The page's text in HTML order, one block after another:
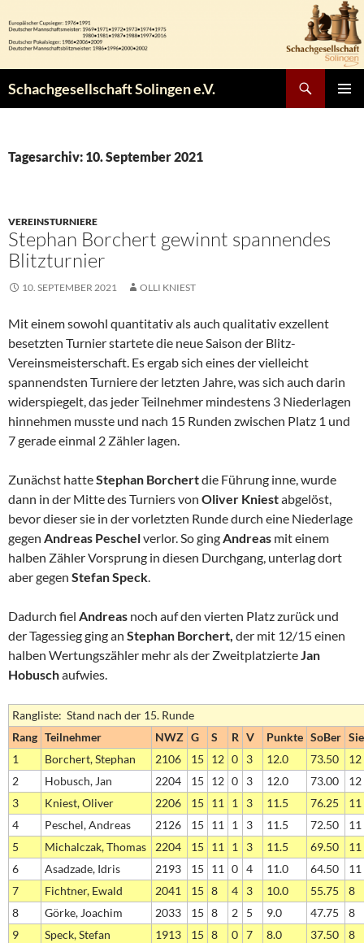
Inhalt
springen
Schachgesellschaft Solingen e.V.
Tagesarchiv: 10. September 2021
VEREINSTURNIERE
Stephan Borchert gewinnt spannendes
Blitzturnier
10. SEPTEMBER 2021 OLLI KNIEST
Mit einem sowohl quantitativ als auch qualitativ exzellent
besetzten Turnier startete die neue Saison der Blitz-
Vereinsmeisterschaft. Es ergab sich eines der vielleicht
spannendsten Turniere der letzten Jahre, was sich auch darin
widerspiegelt, das jeder Teilnehmer mindestens 3 Niederlagen
hinnehmen musste und nach 15 Runden zwischen Platz 1 und
7 gerade einmal 2 Zähler lagen.
Zunächst hatteStephan Borchertdie Führung inne, wurde
dann in der Mitte des Turniers von Oliver Kniestabgelöst,
bevor dieser sie in der vorletzten Runde durch eine Niederlage
gegen Andreas Peschelverlor. So gingAndreas mit einem
halben Zähler Vorsprung in diesen Durchgang, unterlag dort
aber gegen Stefan Speck.
Dadurch fiel Andreas noch auf den vierten Platz zurück und
der Tagessieg ging an Stephan Borchert, der mit 12/15 einen
halben Wertungszähler mehr als der ZweitplatzierteJan
Hobuschaufwies.
Rangliste: Stand nach der 15. Runde
Rang Teilnehmer NWZ G S R V Punkte SoBer
1
Borchert, Stephan 2106 15 12 0 3 12.0 73.50
12
2
Hobusch, Jan 2204 15 12 0 3 12.0 73.00
12
3
Kniest, Oliver 2206 15 11 1 3 11.5 76.25
11
4
Peschel, Andreas 2126 15 11 1 3 11.5 72.50
11
5
Michalczak, Thomas 2204 15 11 1 3 11.5 69.50
11
6
Asadzade, Idris 2193 15 11 0 4 11.0 64.50
11
7
Fichtner, Ewald 2041 15 8 4 3 10.0 55.75
8
8
Görke, Joachim 2033 15 8 2 5 9.0 47.75
8
9
Speck, Stefan 1913 15 8 0 7 8.0 37.50
8